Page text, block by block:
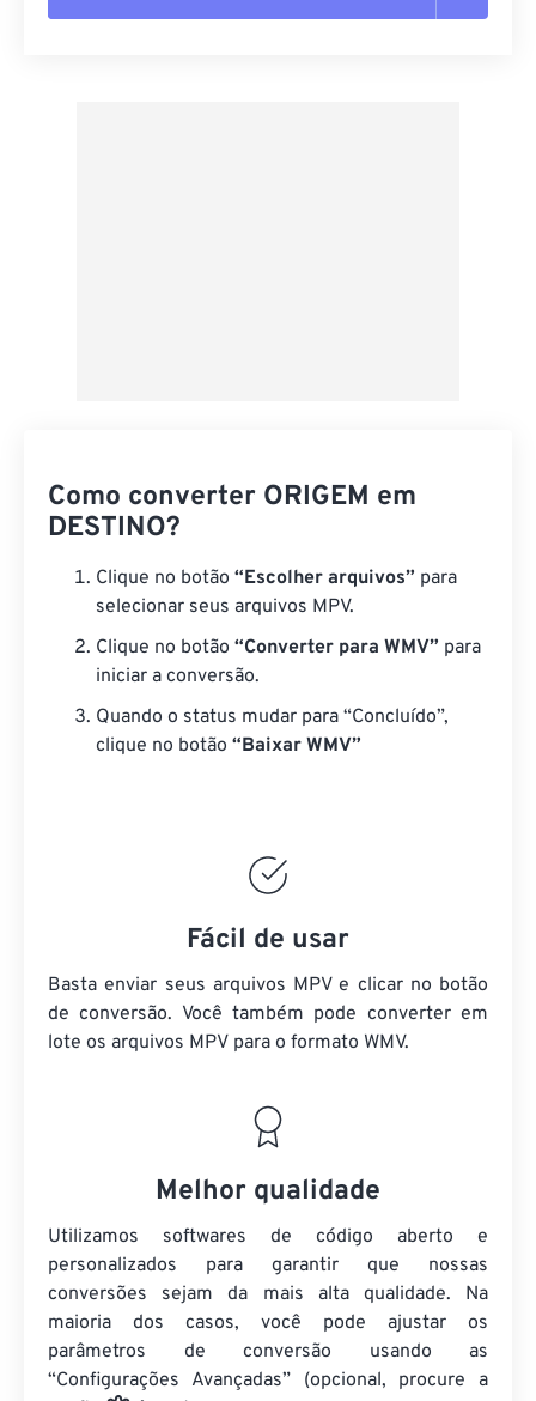
Como converter ORIGEM em
DESTINO?
Clique no botão “Escolher arquivos” para
selecionar seus arquivos MPV.
Clique no botão “Converter para WMV” para
iniciar a conversão.
Quando o status mudar para “Concluído”,
clique no botão “Baixar WMV”
Fácil de usar
Basta enviar seus arquivos MPV e clicar no botão
de conversão. Você também pode converter em
lote os arquivos MPV para o formato WMV.
Melhor qualidade
Utilizamos softwares de código aberto e
personalizados para garantir que nossas
conversões sejam da mais alta qualidade. Na
maioria dos casos, você pode ajustar os
parâmetros de conversão usando as
“Configurações Avançadas” (opcional, procure a